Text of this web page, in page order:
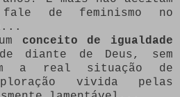
de feminismo no
conceito de igualdade
diante de Deus, sem
a real situação de
vivida pelas